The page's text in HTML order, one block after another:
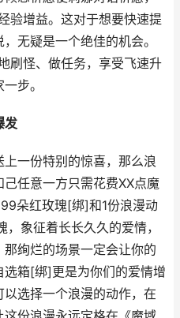
验增益。这对于想要快速提
无疑是一个绝佳的机会。
刷怪、做任务，享受飞速升
步。
发
一份特别的惊喜，那么浪
任意一方只需花费XX点魔
朵红玫瑰[绑]和1份浪漫动
象征着长长久久的爱情，
绚烂的场景一定会让你的
箱[绑]更是为你们的爱情增
选择一个浪漫的动作，在